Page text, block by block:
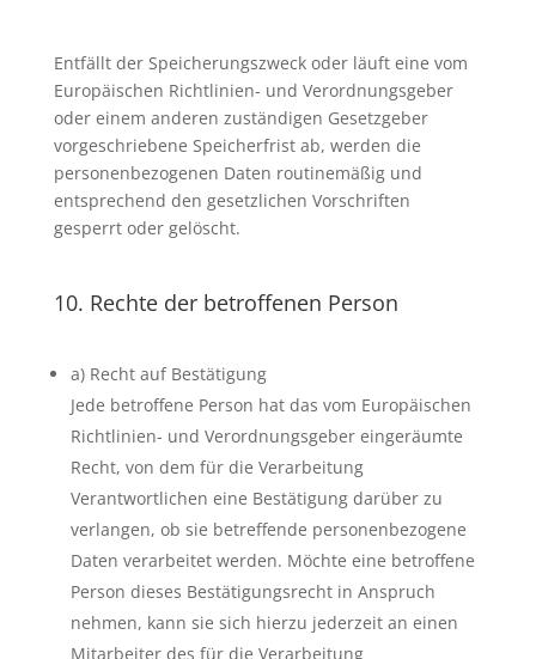
Entfällt der Speicherungszweck oder läuft eine vom
Europäischen Richtlinien- und Verordnungsgeber
oder einem anderen zuständigen Gesetzgeber
vorgeschriebene Speicherfrist ab, werden die
personenbezogenen Daten routinemäßig und
entsprechend den gesetzlichen Vorschriften
gesperrt oder gelöscht.
10. Rechte der betroffenen Person
a) Recht auf Bestätigung
Jede betroffene Person hat das vom Europäischen
Richtlinien- und Verordnungsgeber eingeräumte
Recht, von dem für die Verarbeitung
Verantwortlichen eine Bestätigung darüber zu
verlangen, ob sie betreffende personenbezogene
Daten verarbeitet werden. Möchte eine betroffene
Person dieses Bestätigungsrecht in Anspruch
nehmen, kann sie sich hierzu jederzeit an einen
Mitarbeiter des für die Verarbeitung